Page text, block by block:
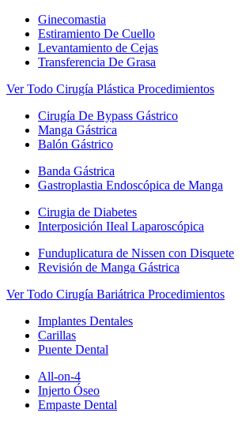
Ginecomastia
Estiramiento De Cuello
Levantamiento de Cejas
Transferencia De Grasa
Ver Todo Cirugía Plástica Procedimientos
Cirugía De Bypass Gástrico
Manga Gástrica
Balón Gástrico
Banda Gástrica
Gastroplastia Endoscópica de Manga
Cirugia de Diabetes
Interposición IIeal Laparoscópica
Funduplicatura de Nissen con Disquete
Revisión de Manga Gástrica
Ver Todo Cirugía Bariátrica Procedimientos
Implantes Dentales
Carillas
Puente Dental
All-on-4
Injerto Óseo
Empaste Dental